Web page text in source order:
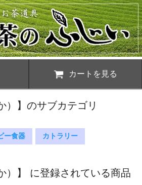
カートを見る
）】のサブカテゴリ
ー食器 カトラリー
）】 に登録されている商品